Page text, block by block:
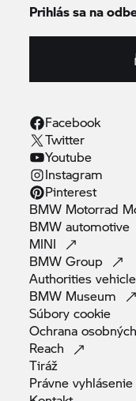
Prihlás sa na
Facebook
Twitter
Youtube
Instagram
Pinterest
BMW Motorrad
BMWautomotive
MINI
BMWGroup
Authorities
BMW Museum
Súborycookie
Ochrana osobných
Reach
Tiráž
Právnevyhlásenie